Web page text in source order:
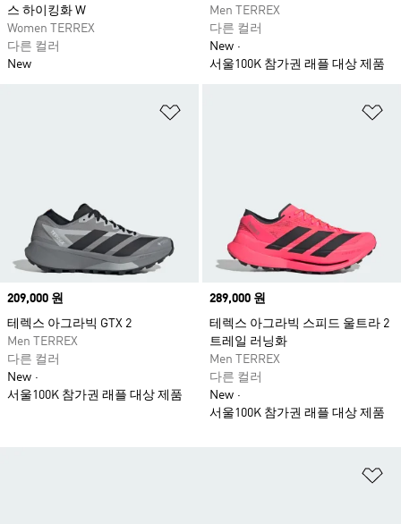
스 하이킹화 W
Women TERREX
다른 컬러
New
Men TERREX
다른 컬러
New
서울100K 참가권 래플 대상 제품
Price
209,000 원
테렉스 아그라빅 GTX 2
Men TERREX
다른 컬러
New
서울100K 참가권 래플 대상 제품
Price
289,000 원
테렉스 아그라빅 스피드 울트라 2
트레일 러닝화
Men TERREX
다른 컬러
New
서울100K 참가권 래플 대상 제품